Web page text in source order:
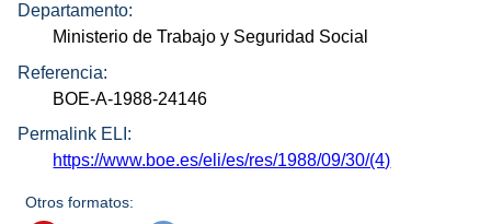
Departamento:
Ministerio de Trabajo y Seguridad Social
Referencia:
BOE-A-1988-24146
Permalink ELI:
https://www.boe.es/eli/es/res/1988/09/30/(4)
Otros formatos: